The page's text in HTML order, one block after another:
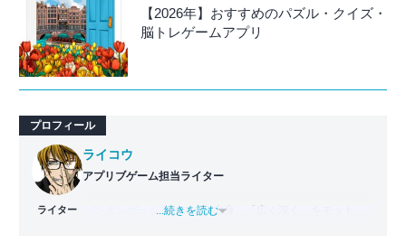
【2026年】おすすめのパズル・クイズ・
脳トレゲームアプリ
プロフィール
ライター
ライコウ
アプリブゲーム担当ライター
バンタンゲームアカデミー 出身。「広く深く」をモットー
...続きを読む